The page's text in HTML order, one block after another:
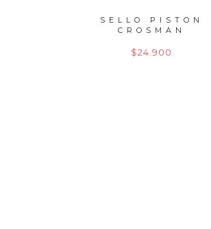
SELLO PISTON
CROSMAN
$24.900